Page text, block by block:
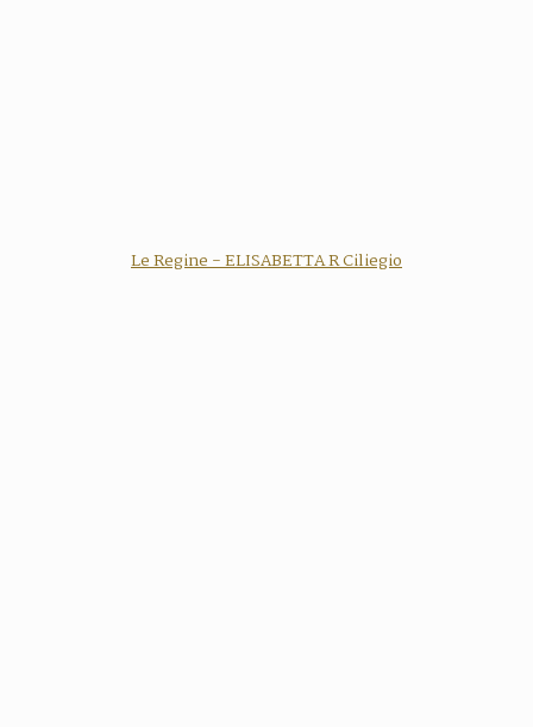
Le Regine - ELISABETTA R Ciliegio